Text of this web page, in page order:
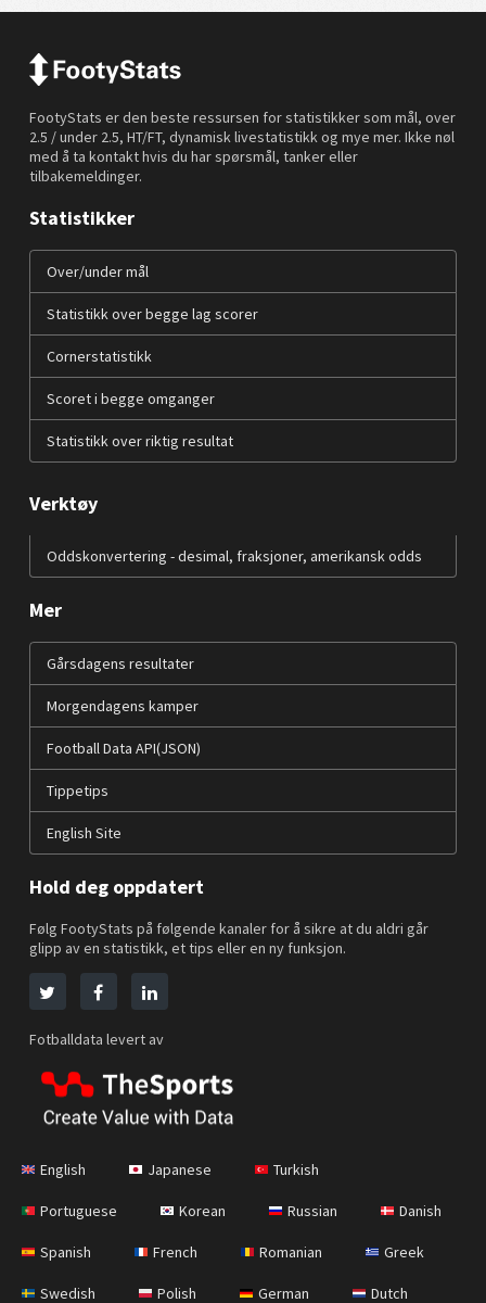
FootyStats er den beste ressursen for statistikker som mål, over
2.5 / under 2.5, HT/FT, dynamisk livestatistikk og mye mer. Ikke nøl
med å ta kontakt hvis du har spørsmål, tanker eller
tilbakemeldinger.
Statistikker
Over/under mål
Statistikk over begge lag scorer
Cornerstatistikk
Scoret i begge omganger
Statistikk over riktig resultat
Verktøy
Oddskonvertering - desimal, fraksjoner, amerikansk odds
Mer
Gårsdagens resultater
Morgendagens kamper
Football Data API(JSON)
Tippetips
English Site
Hold deg oppdatert
Følg FootyStats på følgende kanaler for å sikre at du aldri går
glipp av en statistikk, et tips eller en ny funksjon.
Fotballdata levert av
English Japanese Turkish
Portuguese Korean Russian Danish
Spanish French Romanian Greek
Swedish Polish German Dutch